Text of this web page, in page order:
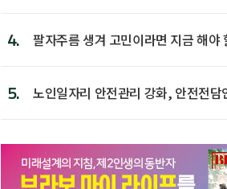
4. 팔자주름 생겨 고민이라면 지금 해야
5.
노인일자리 안전관리 강화, 안전전담